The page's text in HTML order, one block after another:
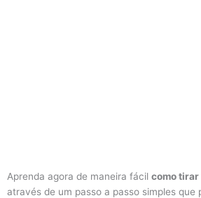
Aprenda agora de maneira fácil como tirar
através de um passo a passo simples que